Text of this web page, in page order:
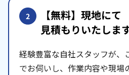
2 【無料】現地にて
見積もりいたします
経験豊富な自社スタッフが、
でお伺いし、作業内容や現場